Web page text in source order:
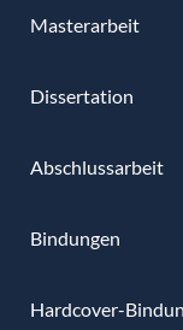
Masterarbeit
Dissertation
Abschlussarbeit
Bindungen
Hardcover-